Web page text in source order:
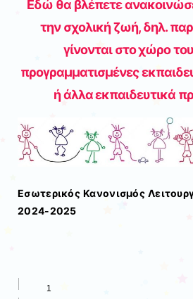
Εδώ θα βλέπετε
την σχολική ζωή, δηλ.
γίνονται στο χώρο
προγραμματισμένες
ή άλλα εκπαιδευτικά
Εσωτερικός Κανονισμός
2024-2025